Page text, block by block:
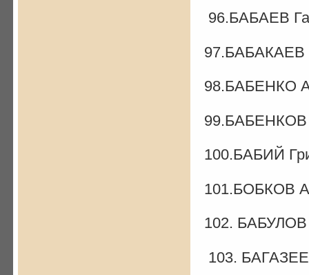
96.БАБАЕВ
98.БАБЕНКО
99.БАБЕНКОВ
100.БАБИЙ
101.БОБКОВ
102. БАБУЛОВ
103.